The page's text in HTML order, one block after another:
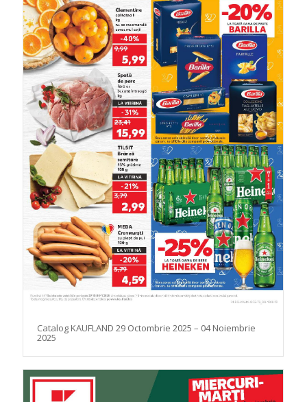
Catalog KAUFLAND 29 Octombrie 2025 – 04 Noiembrie
2025